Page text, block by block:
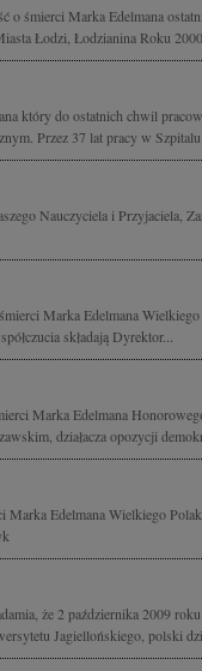
o śmierci Marka Edelmana
Łodzi, Łodzianina Roku
który do ostatnich chwil
Przez 37 lat pracy w Szpitalu
Nauczyciela i Przyjaciela,
Marka Edelmana
składają Dyrektor...
Marka Edelmana
działacza opozycji
Marka Edelmana Wielkiego
że 2 października 2009
Jagiellońskiego, polski